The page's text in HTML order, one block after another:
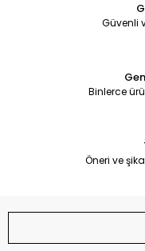
Güvenli
Binlerce
Öneri ve